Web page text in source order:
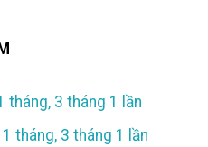
tháng, 3 tháng 1 lần
tháng, 3 tháng 1 lần